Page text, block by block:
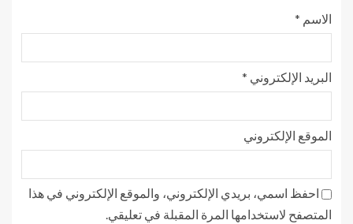
الاسم *
البريد الإلكتروني *
الموقع الإلكتروني
احفظ اسمي، بريدي الإلكتروني، والموقع الإلكتروني في هذا
المتصفح لاستخدامها المرة المقبلة في تعليقي.